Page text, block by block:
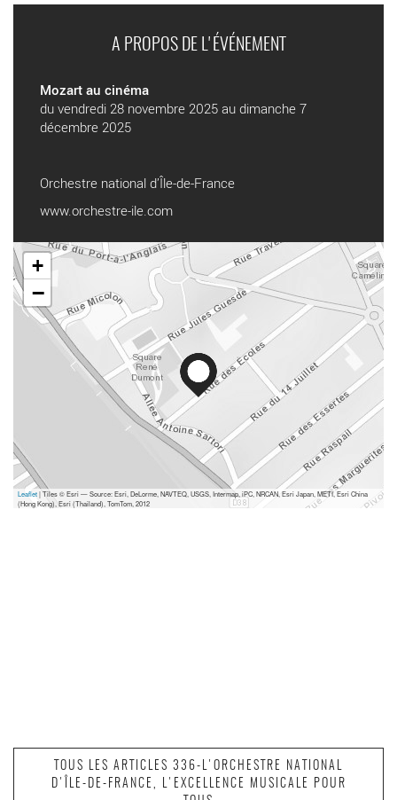
A PROPOS DE L'ÉVÉNEMENT
Mozart au cinéma
du vendredi 28 novembre 2025 au dimanche 7
décembre 2025
Orchestre national d’Île-de-France
www.orchestre-ile.com
+
−
Leaflet| Tiles © Esri — Source: Esri, DeLorme, NAVTEQ, USGS, Intermap, iPC, NRCAN, Esri Japan, METI, Esri China
(Hong Kong), Esri (Thailand), TomTom, 2012
TOUS LES ARTICLES 336-L'ORCHESTRE NATIONAL
D'ÎLE-DE-FRANCE, L'EXCELLENCE MUSICALE POUR